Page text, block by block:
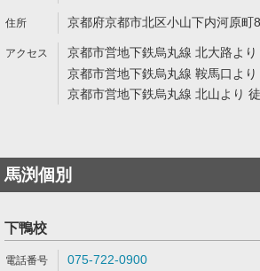
京都府京都市北区小山下内河原町
京都市営地下鉄烏丸線 北大路よ
京都市営地下鉄烏丸線 鞍馬口よ
京都市営地下鉄烏丸線 北山より
馬渕個別
下鴨校
075-722-0900